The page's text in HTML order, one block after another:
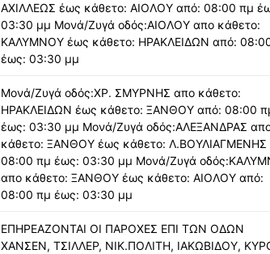
ΑΧΙΛΛΕΩΣ έως κάθετο: ΑΙΟΛΟΥ από: 08:00 πμ
03:30 μμ Μονά/Ζυγά οδός:ΑΙΟΛΟΥ απο κάθετο:
ΚΑΛΥΜΝΟΥ έως κάθετο: ΗΡΑΚΛΕΙΔΩΝ από:
έως: 03:30 μμ
Μονά/Ζυγά οδός:ΧΡ. ΣΜΥΡΝΗΣ απο κάθετο:
ΗΡΑΚΛΕΙΔΩΝ έως κάθετο: ΞΑΝΘΟΥ από: 08:00
έως: 03:30 μμ Μονά/Ζυγά οδός:ΑΛΕΞΑΝΔΡΑΣ
κάθετο: ΞΑΝΘΟΥ έως κάθετο: Λ.ΒΟΥΛΙΑΓΜΕΝΗΣ
08:00 πμ έως: 03:30 μμ Μονά/Ζυγά
απο κάθετο: ΞΑΝΘΟΥ έως κάθετο: ΑΙΟΛΟΥ από:
08:00 πμ έως: 03:30 μμ
ΕΠΗΡΕΑΖΟΝΤΑΙ ΟΙ ΠΑΡΟΧΕΣ ΕΠΙ ΤΩΝ ΟΔΩΝ
ΧΑΝΣΕΝ, ΤΣΙΛΛΕΡ, ΝΙΚ.ΠΟΛΙΤΗ, ΙΑΚΩΒΙΔΟΥ,